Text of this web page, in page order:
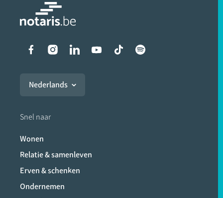
Liens vers les réseaux
Nederlands
Snel naar
Wonen
Relatie & samenleven
Erven & schenken
Ondernemen